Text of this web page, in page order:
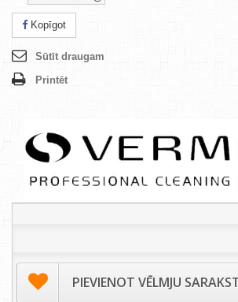
Kopīgot
Sūtīt draugam
Printēt
PIEVIENOT VĒLMJU